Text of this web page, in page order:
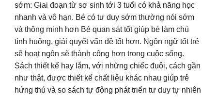
sớm: Giai đoạn từ sơ sinh tới 3 tuổi có khả năng học
nhanh và vô hạn. Bé có tư duy sớm thường nói sớm
và thông minh hơn Bé quan sát tốt giúp bé làm chủ
tình huống, giải quyết vấn đề tốt hơn. Ngôn ngữ tốt trẻ
sẽ hoạt ngôn sẽ thành công hơn trong cuộc sống.
Sách thiết kế hay lắm, với những chiếc đuôi, cách gần
như thật, được thiết kế chất liệu khác nhau giúp trẻ
hứng thú và so sách tự động phát triển tư duy tự nhiên